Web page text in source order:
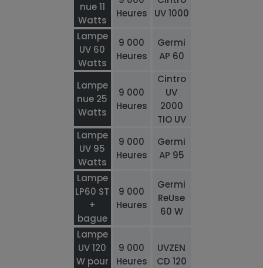
nue 11
Watts
Heures
UV 1000
Lampe
UV 60
Watts
9 000
Heures
Germi
AP 60
Lampe
nue 25
Watts
9 000
Heures
Cintro
UV
2000
TIO UV
Lampe
UV 95
Watts
9 000
Heures
Germi
AP 95
Lampe
LP60 ST
+
bague
9 000
Heures
Germi
ReUse
60 W
Lampe
UV 120
W pour
9 000
Heures
UVZEN
CD 120